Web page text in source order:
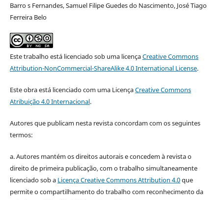
Barro s Fernandes, Samuel Filipe Guedes do Nascimento, José Tiago
Ferreira Belo
Este trabalho está licenciado sob uma licençaCreative Commons
Attribution-NonCommercial-ShareAlike 4.0 International License.
Este obra está licenciado com uma LicençaCreative Commons
Atribuição 4.0 Internacional.
Autores que publicam nesta revista concordam com os seguintes
termos:
a. Autores mantém os direitos autorais e concedem à revista o
direito de primeira publicação, com o trabalho simultaneamente
licenciado sob a Licença Creative Commons Attribution 4.0que
permite o compartilhamento do trabalho com reconhecimento da